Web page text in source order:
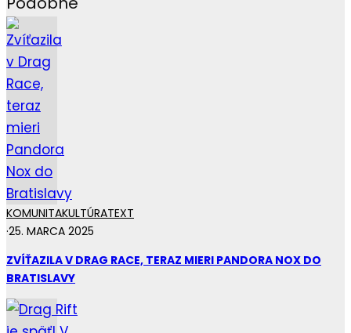
KOMUNITAKULTÚRATEXT
·25. MARCA 2025
ZVÍŤAZILA V DRAG RACE, TERAZ MIERI PANDORA NOX DO
BRATISLAVY